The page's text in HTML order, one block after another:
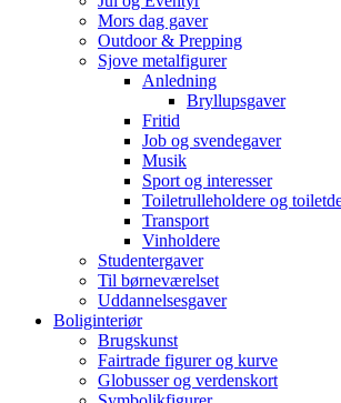
Mors dag gaver
Outdoor & Prepping
Sjove metalfigurer
Anledning
Bryllupsgaver
Fritid
Job og svendegaver
Musik
Sport og interesser
Toiletrulleholdere og
Transport
Vinholdere
Studentergaver
Til børneværelset
Uddannelsesgaver
Boliginteriør
Brugskunst
Fairtrade figurer og kurve
Globusser og verdenskort